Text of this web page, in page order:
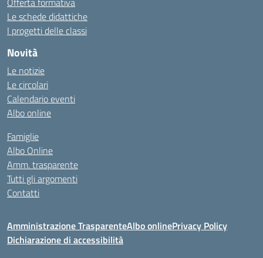
Le schede didattiche
I progetti delle classi
Novità
Le notizie
Le circolari
Calendario eventi
Albo online
Famiglie
Albo Online
Amm. trasparente
Tutti gli argomenti
Contatti
Amministrazione TrasparenteAlbo onlinePrivacy Policy
Dichiarazione di accessibilità